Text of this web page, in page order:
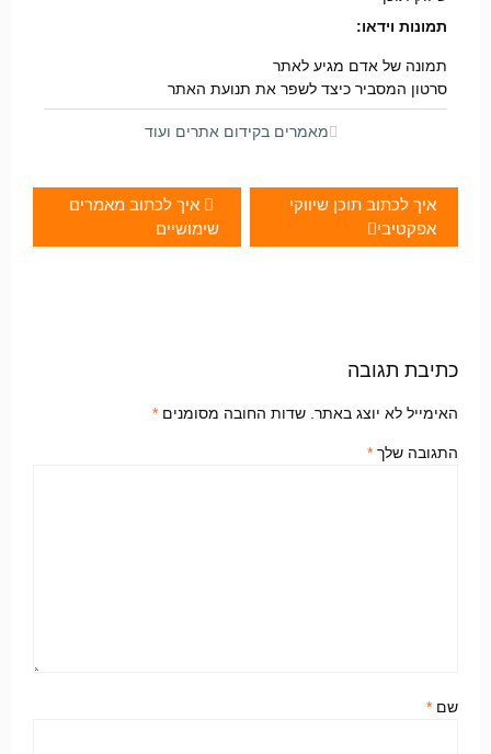
תמונות וידאו:
תמונה של אדם מגיע לאתר
סרטון המסביר כיצד לשפר את תנועת האתר
מאמרים בקידום אתרים ועוד
איך לכתוב מאמרים
שימושיים
איך לכתוב תוכן שיווקי
אפקטיבי
כתיבת תגובה
האימייל לא יוצג באתר. שדות החובה מסומנים *
התגובה שלך *
שם *